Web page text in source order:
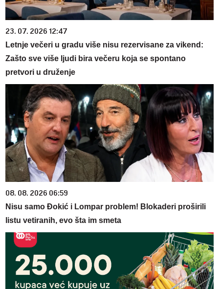
23. 07. 2026 12:47
Letnje večeri u gradu više nisu rezervisane za vikend:
Zašto sve više ljudi bira večeru koja se spontano
pretvori u druženje
08. 08. 2026 06:59
Nisu samo Đokić i Lompar problem! Blokaderi proširili
listu vetiranih, evo šta im smeta